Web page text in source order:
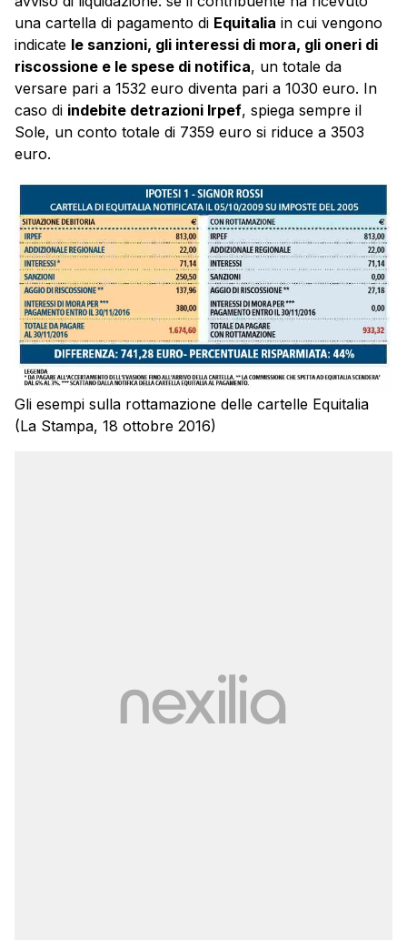
una cartella di pagamento di Equitalia in cui vengono
indicate le sanzioni, gli interessi di mora, gli oneri di
riscossione e le spese di notifica, un totale da
versare pari a 1532 euro diventa pari a 1030 euro. In
caso di indebite detrazioni Irpef, spiega sempre il
Sole, un conto totale di 7359 euro si riduce a 3503
euro.
Gli esempi sulla rottamazione delle cartelle Equitalia
(La Stampa, 18 ottobre 2016)